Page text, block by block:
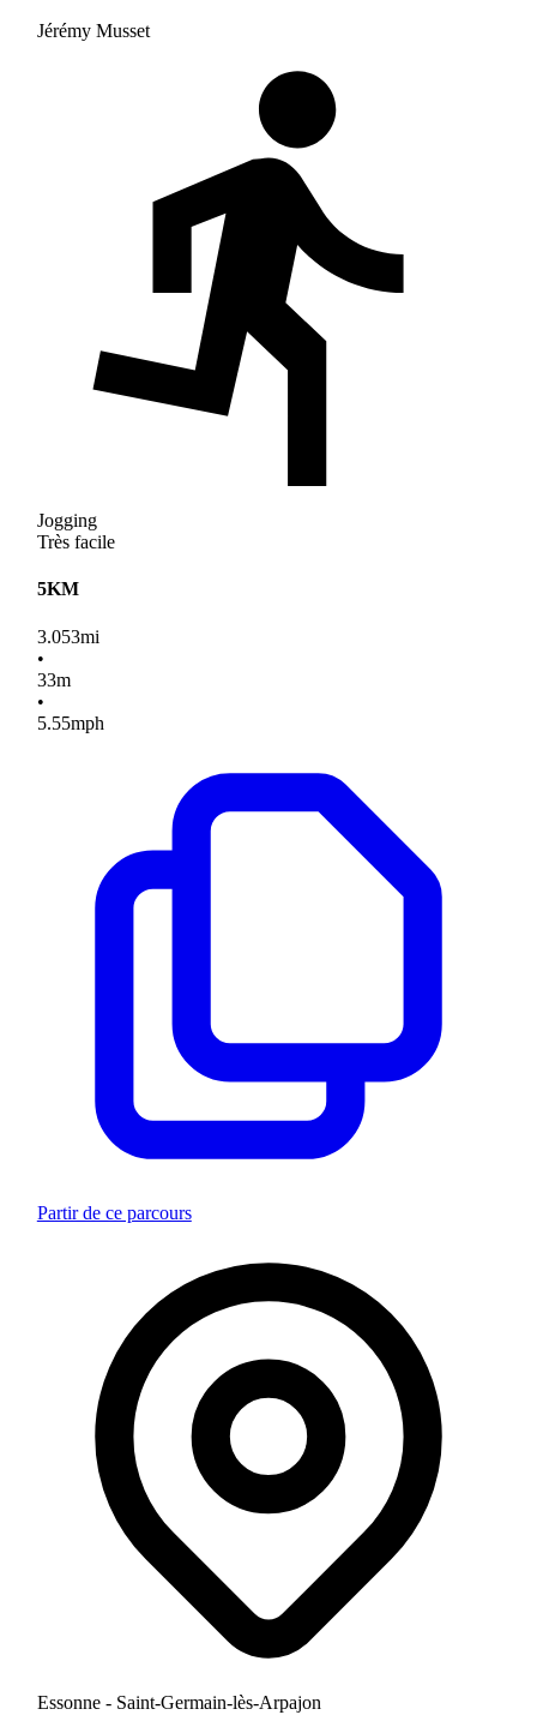
Jérémy Musset
Jogging
Très facile
5KM
3.053mi
•
33m
•
5.55mph
Partir de ce parcours
Essonne - Saint-Germain-lès-Arpajon